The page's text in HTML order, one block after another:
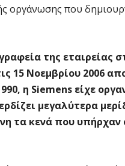
οργάνωσης που
της εταιρείας
15 Νοεμβρίου 2006
η Siemens είχε
μεγαλύτερα
τα κενά που υπήρχαν